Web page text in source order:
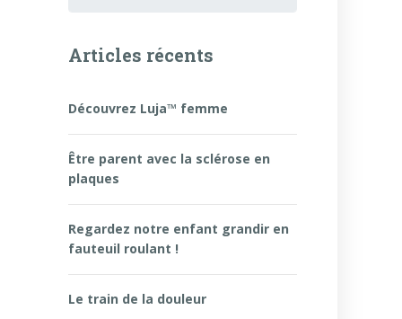
Articles récents
Découvrez Luja™ femme
Être parent avec la sclérose en
plaques
Regardez notre enfant grandir en
fauteuil roulant !
Le train de la douleur